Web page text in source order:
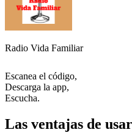
Radio Vida Familiar
Escanea el código,
Descarga la app,
Escucha.
Las ventajas de